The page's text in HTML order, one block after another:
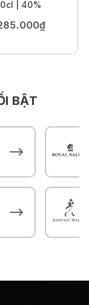
| 40%
BẬT